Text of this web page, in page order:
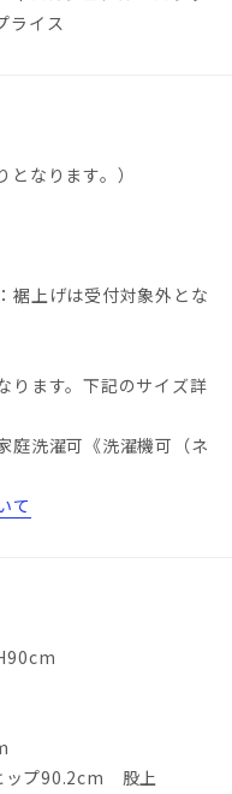
イス
なります。）
裾上げは受付対象外とな
ります。下記のサイズ詳
庭洗濯可《洗濯機可（ネ
て
ップ90.2cm 股上